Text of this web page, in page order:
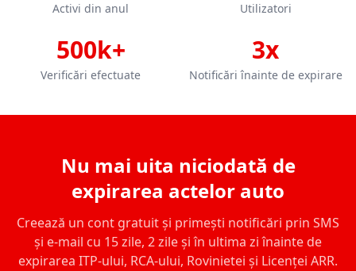
Activi din anul Utilizatori
500k+
Verificări efectuate
3x
Notificări înainte de expirare
Nu mai uita niciodată de
expirarea actelor auto
Creează un cont gratuit și primești notificări prin SMS
și e-mail cu 15 zile, 2 zile și în ultima zi înainte de
expirarea ITP-ului, RCA-ului, Rovinietei și Licenței ARR.